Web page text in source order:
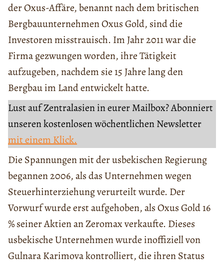
der Oxus-Affäre, benannt nach dem britischen
Bergbauunternehmen Oxus Gold, sind die
Investoren misstrauisch. Im Jahr 2011 war die
Firma gezwungen worden, ihre Tätigkeit
aufzugeben, nachdem sie 15 Jahre lang den
Bergbau im Land entwickelt hatte.
Lust auf Zentralasien in eurer Mailbox? Abonniert
unseren kostenlosen wöchentlichen Newsletter
mit einem Klick.
Die Spannungen mit der usbekischen Regierung
begannen 2006, als das Unternehmen wegen
Steuerhinterziehung verurteilt wurde. Der
Vorwurf wurde erst aufgehoben, als Oxus Gold 16
% seiner Aktien an Zeromax verkaufte. Dieses
usbekische Unternehmen wurde inoffiziell von
Gulnara Karimova kontrolliert, die ihren Status